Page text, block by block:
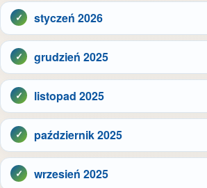
styczeń 2026
grudzień 2025
listopad 2025
październik 2025
wrzesień 2025